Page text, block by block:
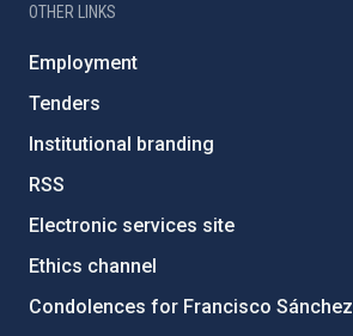
OTHER LINKS
Employment
Tenders
Institutional branding
RSS
Electronic services site
Ethics channel
Condolences for Francisco Sánchez